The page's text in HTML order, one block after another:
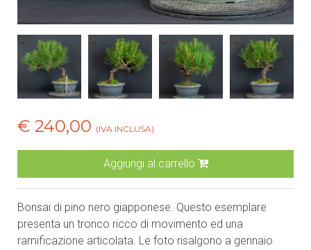
€ 240,00 (IVA INCLUSA)
Aggiungi al carrello
Bonsai di pino nero giapponese. Questo esemplare
presenta un tronco ricco di movimento ed una
ramificazione articolata. Le foto risalgono a gennaio